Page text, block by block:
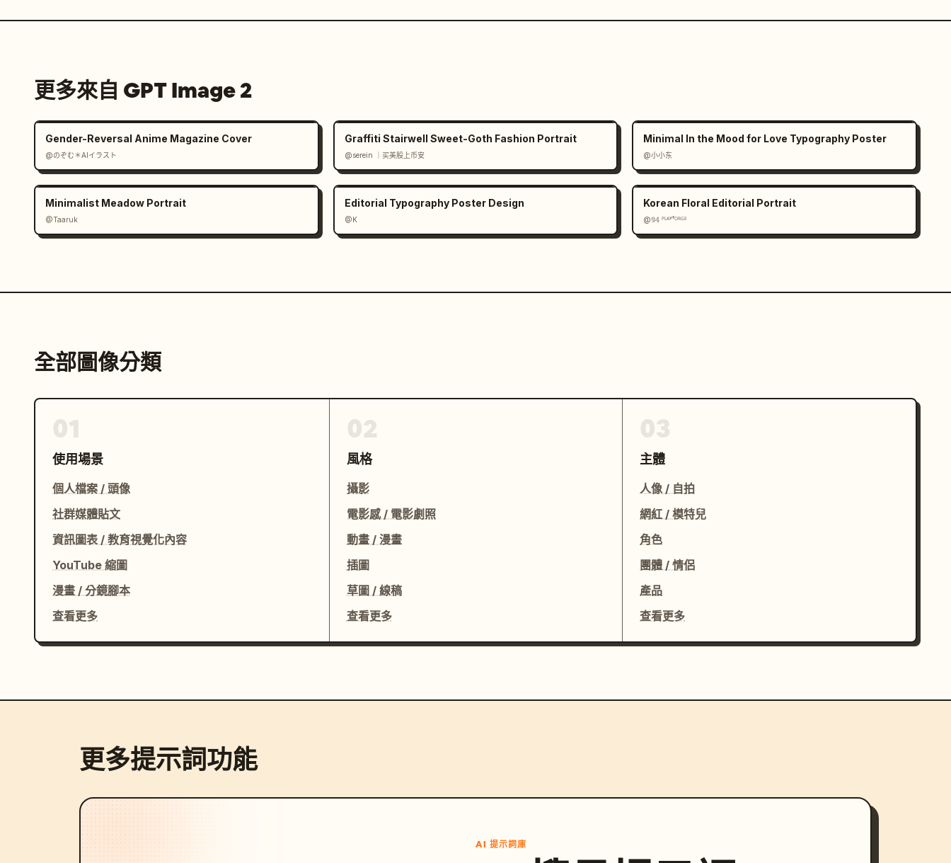
更多來自 GPT Image 2
Gender-Reversal Anime Magazine Cover
@のぞむ＊AIイラスト
Graffiti Stairwell Sweet-Goth Fashion Portrait
@serein ｜买美股上币安
Minimal In the Mood for Love Typography Poster
@小小东
Minimalist Meadow Portrait
@Taaruk
Editorial Typography Poster Design
@K
Korean Floral Editorial Portrait
@𝟡𝟜 ᴾᴸᴬʸᶠᴼᴿᴳᴱ
全部圖像分類
使用場景
個人檔案 / 頭像
社群媒體貼文
資訊圖表 / 教育視覺化內容
YouTube 縮圖
漫畫 / 分鏡腳本
查看更多
風格
攝影
電影感 / 電影劇照
動畫 / 漫畫
插圖
草圖 / 線稿
查看更多
主體
人像 / 自拍
網紅 / 模特兒
角色
團體 / 情侶
產品
查看更多
更多提示詞功能
AI 提示詞庫